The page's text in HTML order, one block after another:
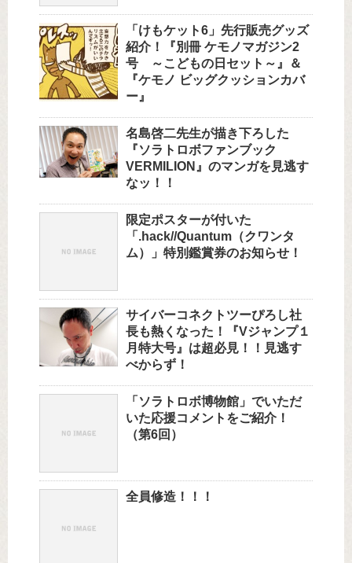
「けもケット6」先行販売グッズ
紹介！『別冊 ケモノマガジン2
号 ～こどもの日セット～』＆
『ケモノ ビッグクッションカバ
ー』
名島啓二先生が描き下ろした
『ソラトロボファンブック
VERMILION』のマンガを見逃す
なッ！！
限定ポスターが付いた
「.hack//Quantum（クワンタ
ム）」特別鑑賞券のお知らせ！
サイバーコネクトツーぴろし社
長も熱くなった！『Vジャンプ１
月特大号』は超必見！！見逃す
べからず！
「ソラトロボ博物館」でいただ
いた応援コメントをご紹介！
（第6回）
全員修造！！！